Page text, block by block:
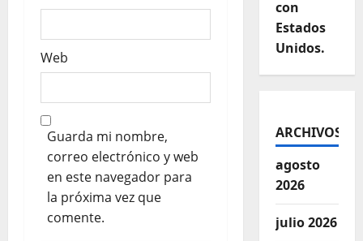
Web
Guarda mi nombre,
correo electrónico y web
en este navegador para
la próxima vez que
comente.
con
Estados
Unidos.
ARCHIVOS
agosto
2026
julio 2026